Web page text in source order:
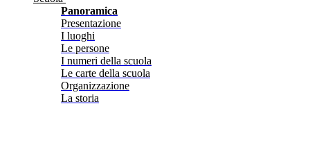
Panoramica
Presentazione
I luoghi
Le persone
I numeri della scuola
Le carte della scuola
Organizzazione
La storia